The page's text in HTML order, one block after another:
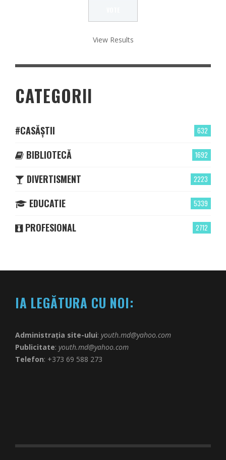
View Results
CATEGORII
632
#CASĂȘTII
1692
BIBLIOTECĂ
2223
DIVERTISMENT
5339
EDUCATIE
2712
PROFESIONAL
IA LEGĂTURA CU NOI:
Administrația site-ului: youth.md@yahoo.com
Publicitate: youth.md@yahoo.com
Telefon: +373 69 588 273